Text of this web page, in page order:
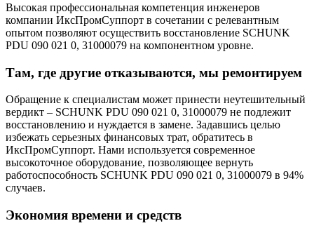
Высокая профессиональная компетенция инженеров
компании ИксПромСуппорт в сочетании с релевантным
опытом позволяют осуществить восстановление SCHUNK
PDU 090 021 0, 31000079 на компонентном уровне.
Там, где другие отказываются, мы ремонтируем
Обращение к специалистам может принести неутешительный
вердикт – SCHUNK PDU 090 021 0, 31000079 не подлежит
восстановлению и нуждается в замене. Задавшись целью
избежать серьезных финансовых трат, обратитесь в
ИксПромСуппорт. Нами используется современное
высокоточное оборудование, позволяющее вернуть
работоспособность SCHUNK PDU 090 021 0, 31000079 в 94%
случаев.
Экономия времени и средств